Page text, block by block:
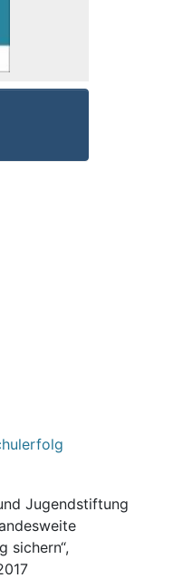
Jugendstiftung
sichern“,